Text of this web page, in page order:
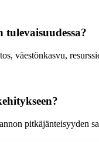
väestönkasvu,
pitkäjänteisyyden